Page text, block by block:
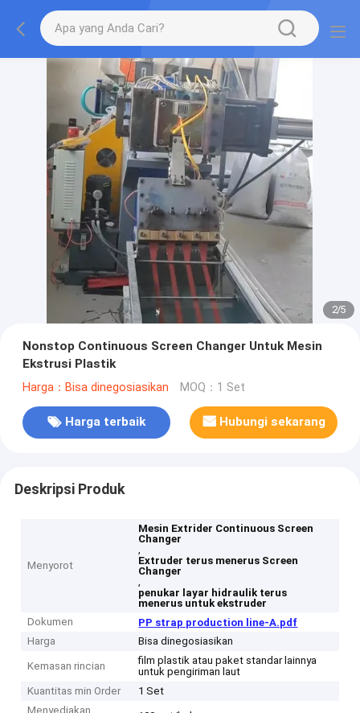
2/5
Nonstop Continuous Screen Changer Untuk Mesin
Ekstrusi Plastik
Harga：Bisa dinegosiasikan MOQ：1 Set
Harga terbaik Hubungi sekarang
Deskripsi Produk
Menyorot
Mesin Extrider Continuous Screen
Changer
,
Extruder terus menerus Screen
Changer
,
penukar layar hidraulik terus
menerus untuk ekstruder
Dokumen
PP strap production line-A.pdf
Harga
Bisa dinegosiasikan
Kemasan rincian
film plastik atau paket standar lainnya
untuk pengiriman laut
Kuantitas min Order
1 Set
Menyediakan